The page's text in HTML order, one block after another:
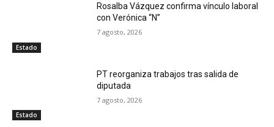
Estado
Rosalba Vázquez confirma vínculo laboral
con Verónica “N”
7 agosto, 2026
Estado
PT reorganiza trabajos tras salida de
diputada
7 agosto, 2026